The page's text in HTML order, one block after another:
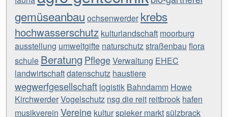
gemüseanbau ochsenwerder krebs
hochwasserschutz kulturlandschaft moorburg
ausstellung umweltgifte naturschutzstraßenbau flora
schule Beratung PflegeVerwaltung EHEC
landwirtschaftdatenschutz haustiere
wegwerfgesellschaft logistik Bahndamm Howe
KirchwerderVogelschutz nsg die reit reitbrook hafen
musikverein Vereine kulturspieker marktsülzbrack